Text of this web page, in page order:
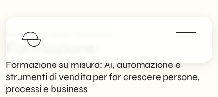
SHM Studio
Formazione
Formazione su misura: AI, automazione e
strumenti di vendita per far crescere persone,
processi e business